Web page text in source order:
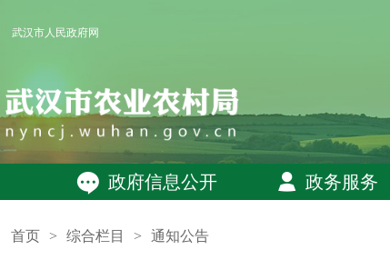
武汉市人民政府网
政府信息公开 政务服务
首页 > 综合栏目 > 通知公告